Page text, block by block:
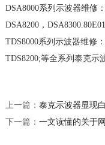
DSA8000系列示波器维修：
DSA8200，
TDS8000系列示波器维修：
TDS8200;等全系列泰克示
上一篇： 泰克示波器显现
下一篇： 一文读懂的关于